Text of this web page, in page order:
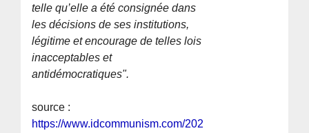
telle qu’elle a été consignée dans
les décisions de ses institutions,
légitime et encourage de telles lois
inacceptables et
antidémocratiques".
source :
https://www.idcommunism.com/2020/11/